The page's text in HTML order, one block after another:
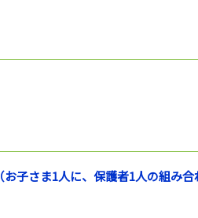
（お子さま1人に、保護者1人の組み